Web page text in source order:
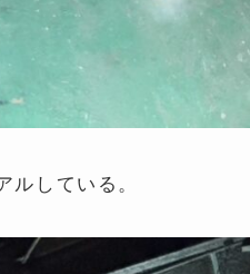
している。